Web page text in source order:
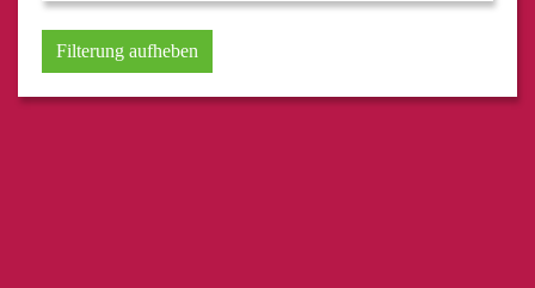
Filterung aufheben